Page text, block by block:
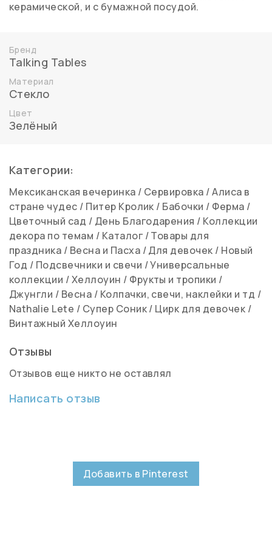
керамической, и с бумажной посудой.
Бренд
Talking Tables
Материал
Стекло
Цвет
Зелёный
Категории:
Мексиканская вечеринка / Сервировка /Алиса в
стране чудес / Питер Кролик / Бабочки / Ферма /
Цветочный сад / День Благодарения / Коллекции
декора по темам / Каталог /Товары для
праздника / Весна и Пасха /Для девочек / Новый
Год / Подсвечники и свечи /Универсальные
коллекции /Хеллоуин / Фрукты и тропики /
Джунгли / Весна / Колпачки, свечи, наклейки и тд /
Nathalie Lete / Супер Соник/ Цирк для девочек /
Винтажный Хеллоуин
Отзывы
Отзывов еще никто не оставлял
Написать отзыв
Добавить в Pinterest